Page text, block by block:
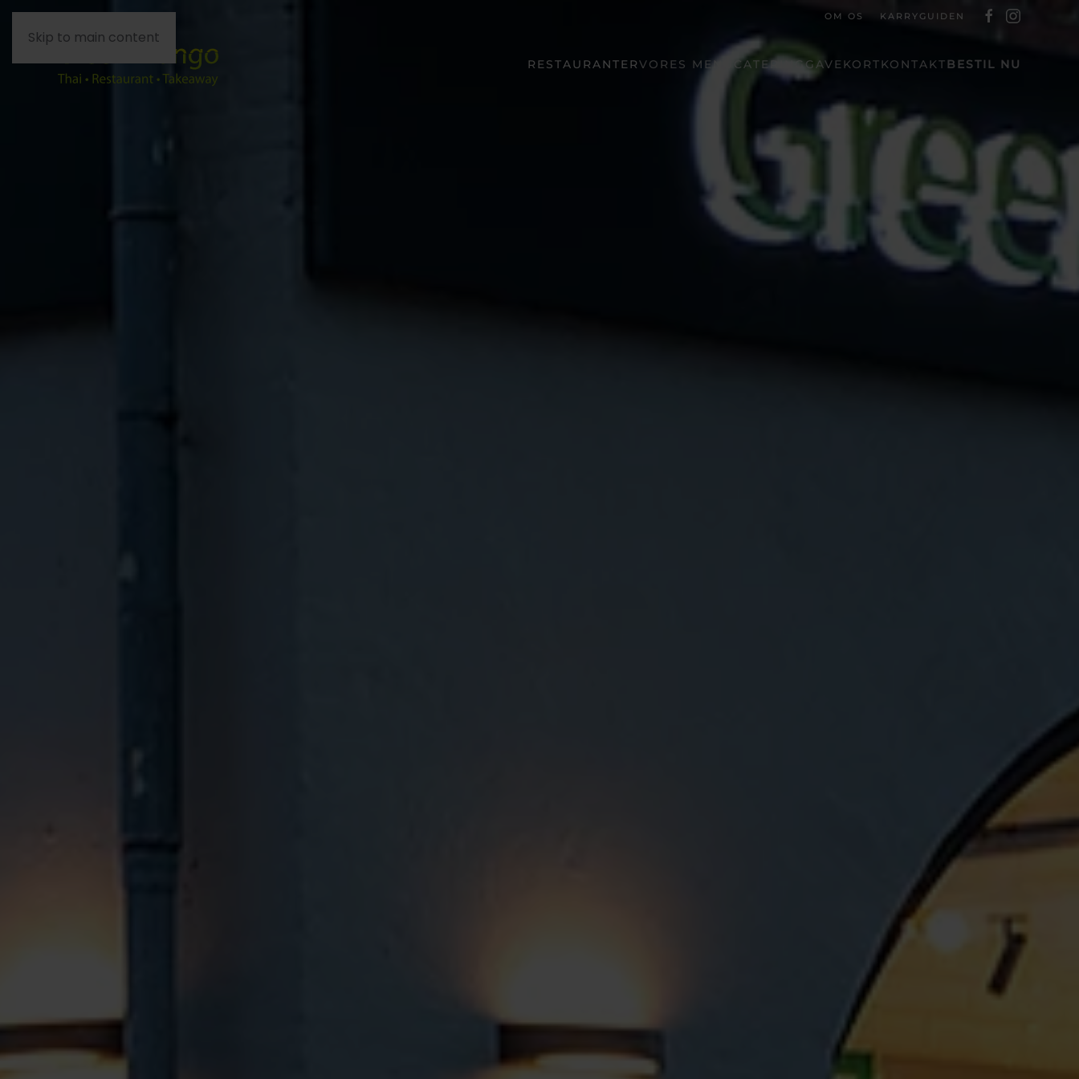
Skip to main content
OM OS KARRYGUIDEN
RESTAURANTERVORES MENU CATERINGGAVEKORTKONTAKTBESTIL NU